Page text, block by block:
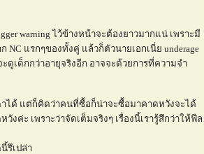
warning ไว้ข้างหน้าจะต้องยาวมากแน่ เพราะมี
NC แรกๆของทั้งคู่ แล้วก็ตัวนายเอกเนี่ย underage
ดูเด็กกว่าอายุจริงอีก อาจจะด้วยการที่ความจำ
าได้ แต่ก็คิดว่าคนที่ซื้อก็น่าจะซื้อมาคาดหวังจะได้
ค่ะ เพราะว่าจัดเต็มจริงๆ เรื่องนี้เรารู้สึกว่าให้ฟีล
รึเปล่า